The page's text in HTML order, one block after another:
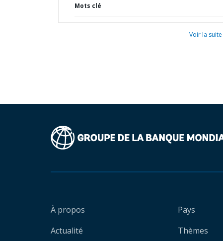
Mots clé
Voir la suite
À propos
Actualité
Pays
Thèmes